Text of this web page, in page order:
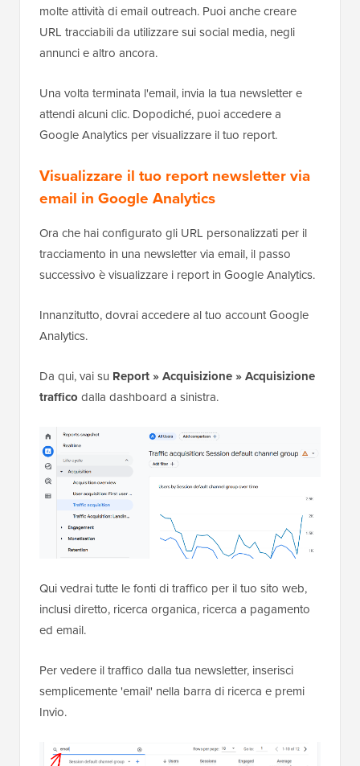
molte attività di email outreach. Puoi anche creare
URL tracciabili da utilizzare sui social media, negli
annunci e altro ancora.
Una volta terminata l'email, invia la tua newsletter e
attendi alcuni clic. Dopodiché, puoi accedere a
Google Analytics per visualizzare il tuo report.
Visualizzare il tuo report newsletter via
email in Google Analytics
Ora che hai configurato gli URL personalizzati per il
tracciamento in una newsletter via email, il passo
successivo è visualizzare i report in Google Analytics.
Innanzitutto, dovrai accedere al tuo account Google
Analytics.
Da qui, vai su Report » Acquisizione » Acquisizione
traffico dalla dashboard a sinistra.
Qui vedrai tutte le fonti di traffico per il tuo sito web,
inclusi diretto, ricerca organica, ricerca a pagamento
ed email.
Per vedere il traffico dalla tua newsletter, inserisci
semplicemente 'email' nella barra di ricerca e premi
Invio.